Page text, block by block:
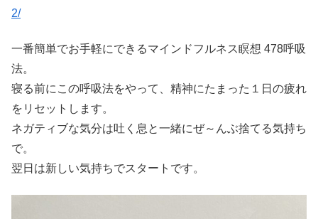
2/
一番簡単でお手軽にできるマインドフルネス瞑想 478呼吸
法。
寝る前にこの呼吸法をやって、精神にたまった１日の疲れ
をリセットします。
ネガティブな気分は吐く息と一緒にぜ～んぶ捨てる気持ち
で。
翌日は新しい気持ちでスタートです。